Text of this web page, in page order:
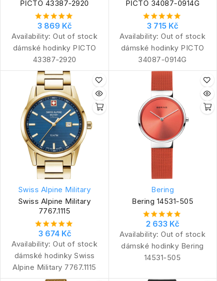
PICTO 43387-2920
3 869 Kč
Availability: Out of stock
dámské hodinky PICTO
43387-2920
PICTO 34087-0914G
3 715 Kč
Availability: Out of stock
dámské hodinky PICTO
34087-0914G
Swiss Alpine Military
Swiss Alpine Military
7767.1115
3 674 Kč
Availability: Out of stock
dámské hodinky Swiss
Alpine Military 7767.1115
Bering
Bering 14531-505
2 633 Kč
Availability: Out of stock
dámské hodinky Bering
14531-505